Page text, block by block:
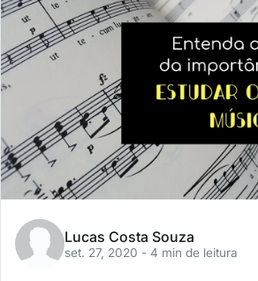
Lucas Costa Souza
set. 27, 2020 - 4 min de leitura